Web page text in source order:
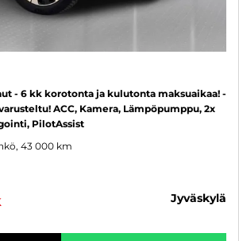
- 6 kk korotonta ja kulutonta maksuaikaa! -
ACC, Kamera, Lämpöpumppu, 2x
PilotAssist
43 000 km
jyväskylä